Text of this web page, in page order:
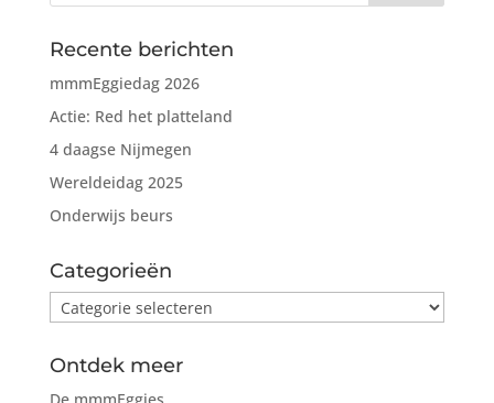
Recente berichten
mmmEggiedag 2026
Actie: Red het platteland
4 daagse Nijmegen
Wereldeidag 2025
Onderwijs beurs
Categorieën
Categorieën
Ontdek meer